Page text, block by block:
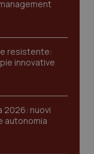
resistente:
innovative
2026: nuovi
autonomia
di
/Dominio